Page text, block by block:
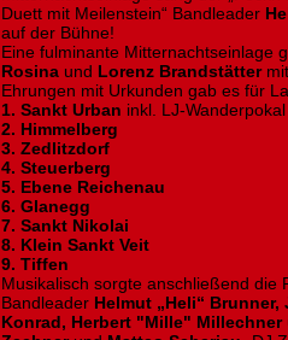
Duett mit Meilenstein“ Bandleader
auf der Bühne!
Eine fulminante Mitternachtseinlage
Rosina und Lorenz Brandstätter
Ehrungen mit Urkunden gab es für
1. Sankt Urban inkl. LJ-Wanderpokal
2. Himmelberg
3. Zedlitzdorf
4. Steuerberg
5. Ebene Reichenau
6. Glanegg
7. Sankt Nikolai
8. Klein Sankt Veit
9. Tiffen
Musikalisch sorgte anschließend die
Bandleader Helmut „Heli“
Konrad, Herbert "Mille" Millechner